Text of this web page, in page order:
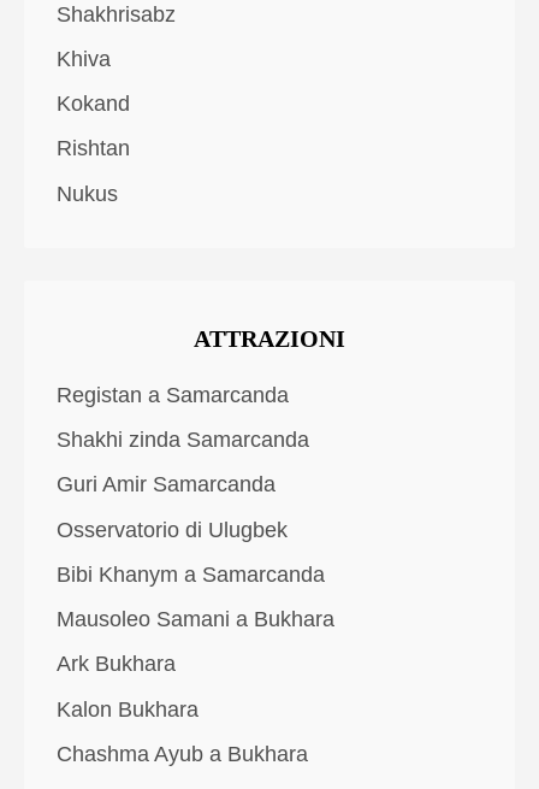
Shakhrisabz
Khiva
Kokand
Rishtan
Nukus
ATTRAZIONI
Registan a Samarcanda
Shakhi zinda Samarcanda
Guri Amir Samarcanda
Osservatorio di Ulugbek
Bibi Khanym a Samarcanda
Mausoleo Samani a Bukhara
Ark Bukhara
Kalon Bukhara
Chashma Ayub a Bukhara